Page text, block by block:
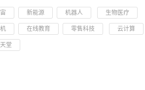
新能源 机器人 生物医疗
在线教育 零售科技 云计算
堂